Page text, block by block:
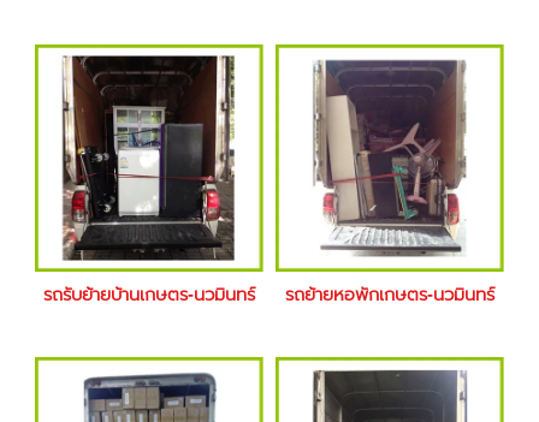
รถรับย้ายบ้านเกษตร-นวมินทร์ รถย้ายหอพักเกษตร-นวมินทร์